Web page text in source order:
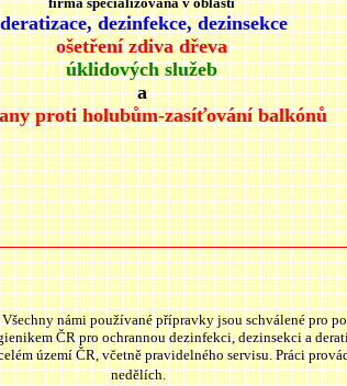
deratizace, dezinfekce, dezinsekce
ošetření zdiva dřeva
úklidových služeb
a
proti holubům-zasíťování balkónů
námi používané přípravky jsou schválené pro
ČR pro ochrannou dezinfekci, dezinsekci a
území ČR, včetně pravidelného servisu. Práci
nedělích.